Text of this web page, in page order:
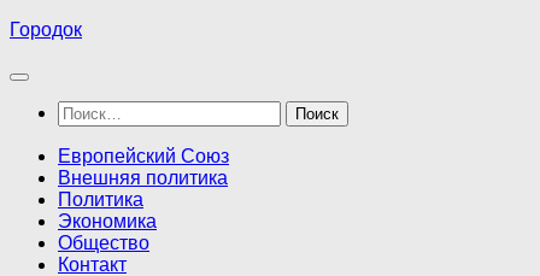
Перейти
содержимому
Городок
Найти:
Европейский Союз
Внешняя политика
Политика
Экономика
Общество
Контакт